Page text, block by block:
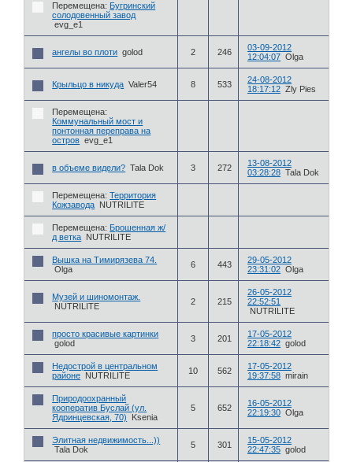
Перемещена: Бугринский
солодовенный завод
evg_e1
ангелы во плоти golod 2 246
03-09-2012
12:04:07 Olga
Крыльцо в никуда Valer54 8 533
24-08-2012
18:17:12 Zly Pies
Перемещена:
Коммунальный мост и
понтонная переправа на
остров evg_e1
в объеме видели? Tala Dok 3 272
13-08-2012
03:28:28 Tala Dok
Перемещена: Территория
Кожзавода NUTRILITE
Перемещена: Брошенная ж/
д ветка NUTRILITE
Вышка на Тимирязева 74.
Olga
6 443
29-05-2012
23:31:02 Olga
Музей и шиномонтаж.
NUTRILITE
2 215
26-05-2012
22:52:51
NUTRILITE
просто красивые картинки
golod
3 201
17-05-2012
22:18:42 golod
Недострой в центральном
районе NUTRILITE 10 562
17-05-2012
19:37:58 mirain
Природоохранный
кооператив Буслай (ул.
Ядринцевская, 70)
Ksenia
5 652
16-05-2012
22:19:30 Olga
Элитная недвижимость...))
Tala Dok
5 301
15-05-2012
22:47:35 golod